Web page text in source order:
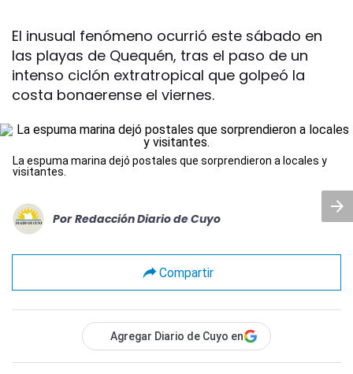
El inusual fenómeno ocurrió este sábado en
las playas de Quequén, tras el paso de un
intenso ciclón extratropical que golpeó la
costa bonaerense el viernes.
La espuma marina dejó postales que sorprendieron a locales y
visitantes.
Por Redacción Diario de Cuyo
Compartir
Agregar Diario de Cuyo en